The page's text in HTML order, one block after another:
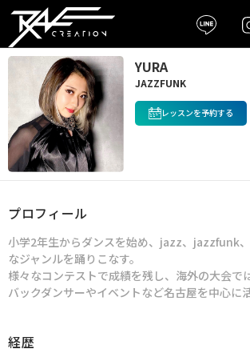
YURA
JAZZFUNK
レッスンを予約する
プロフィール
小学2年生からダンスを始め、jazz、jazzfunk
なジャンルを踊りこなす。
様々なコンテストで成績を残し、海外の大会で
バックダンサーやイベントなど名古屋を中心に
経歴